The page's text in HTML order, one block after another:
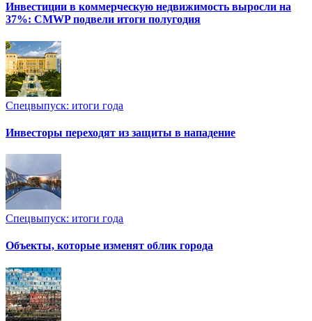
Инвестиции в коммерческую недвижимость выросли на
37%: CMWP подвели итоги полугодия
Спецвыпуск: итоги года
Инвесторы переходят из защиты в нападение
Спецвыпуск: итоги года
Объекты, которые изменят облик города